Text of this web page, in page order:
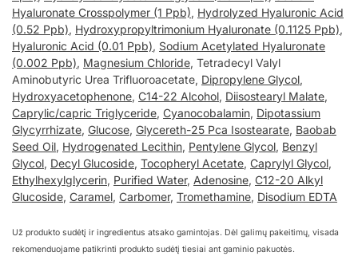
Hyaluronate Crosspolymer (1 Ppb), Hydrolyzed Hyaluronic Acid
(0.52 Ppb), Hydroxypropyltrimonium Hyaluronate (0.1125 Ppb),
Hyaluronic Acid (0.01 Ppb), Sodium Acetylated Hyaluronate
(0.002 Ppb), Magnesium Chloride, Tetradecyl Valyl
Aminobutyric Urea Trifluoroacetate, Dipropylene Glycol,
Hydroxyacetophenone, C14-22 Alcohol, Diisostearyl Malate,
Caprylic/capric Triglyceride, Cyanocobalamin, Dipotassium
Glycyrrhizate, Glucose, Glycereth-25 Pca Isostearate, Baobab
Seed Oil, Hydrogenated Lecithin, Pentylene Glycol, Benzyl
Glycol, Decyl Glucoside, Tocopheryl Acetate, Caprylyl Glycol,
Ethylhexylglycerin, Purified Water, Adenosine, C12-20 Alkyl
Glucoside, Caramel, Carbomer, Tromethamine, Disodium EDTA
Už produkto sudėtį ir ingredientus atsako gamintojas. Dėl galimų pakeitimų, visada
rekomenduojame patikrinti produkto sudėtį tiesiai ant gaminio pakuotės.